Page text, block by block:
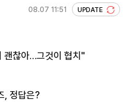
08.07 11:51 UPDATE
괜찮아…그것이 협치"
, 정답은?